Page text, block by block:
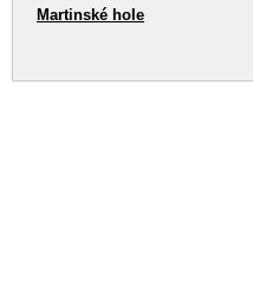
Martinské hole